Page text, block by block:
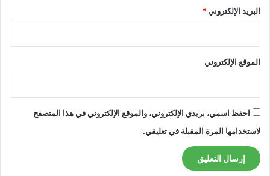
البريد الإلكتروني*
الموقع الإلكتروني
احفظ اسمي، بريدي الإلكتروني، والموقع الإلكتروني في هذا المتصفح
لاستخدامها المرة المقبلة في تعليقي.